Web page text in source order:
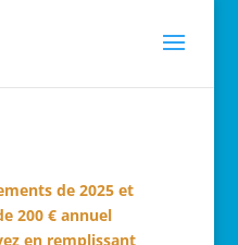
de 2025 et
200 € annuel
en remplissant